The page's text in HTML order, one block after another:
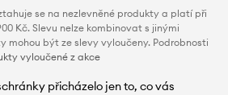
se na nezlevněné produkty a platí při
Kč. Slevu nelze kombinovat s jinými
mohou být ze slevy vyloučeny. Podrobnosti
vyloučené z akce
přicházelo jen to, co vás